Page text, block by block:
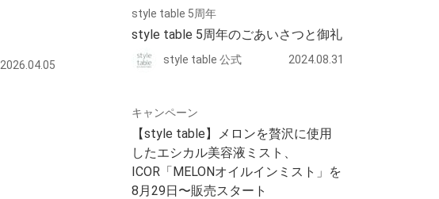
2026.04.05
style table 5周年
style table 5周年のごあいさつと御礼
style table 公式 2024.08.31
キャンペーン
【style table】メロンを贅沢に使用
したエシカル美容液ミスト、
ICOR「MELONオイルインミスト」を
8月29日〜販売スタート